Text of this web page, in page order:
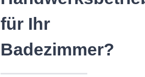
für Ihr
Badezimmer?